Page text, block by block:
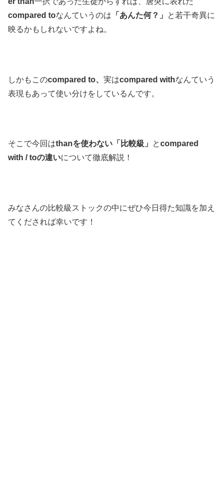
compared toなんていうのは 「あんた何？」
と若干奇異に
映るかもしれないですよね。
しかもこのcompared to、 実はcompared withなんていう
表現もあって使い分けをしているんです。
そこで今回はthanを使わない「比較級」 とcompared
with / toの違いについて徹底解説！
みなさんの比較級ストックの中にぜひ今日得た知識を加え
てくだされば幸いです！